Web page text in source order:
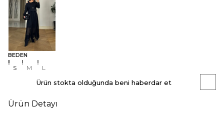
BEDEN
S M L
Ürün stokta olduğunda beni haberdar et
Ürün Detayı